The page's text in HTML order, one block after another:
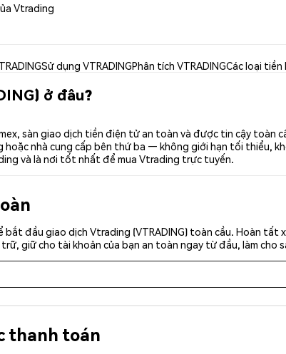
Vtrading
Sử dụng VTRADINGPhân tích VTRADINGCác loại tiền
ở đâu?
sàn giao dịch tiền điện tử an toàn và được tin cậy toàn
nhà cung cấp bên thứ ba — không giới hạn tối thiểu,
và là nơi tốt nhất để mua Vtrading trực tuyến.
đầu giao dịch Vtrading (VTRADING) toàn cầu. Hoàn
giữ cho tài khoản của bạn an toàn ngay từ đầu, làm cho
thanh toán